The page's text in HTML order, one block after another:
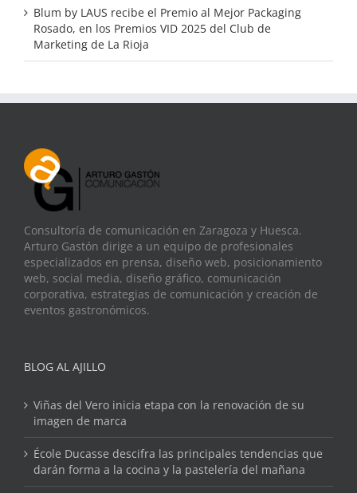
Blum by LAUS recibe el Premio al Mejor Packaging
Rosado, en los Premios VID 2025 del Club de
Marketing de La Rioja
Consultoría de comunicación en Zaragoza y Huesca.
Arturo Gastón dirige a un equipo de profesionales
especializados en prensa, diseño web, posicionamiento
web, social media, diseño gráfico, comunicación
corporativa, estrategias de comunicación y creación de
eventos gastronómicos.
BLOG AL AJILLO
Viñas del Vero inicia etapa con la renovación de su
imagen de marca
École Ducasse descifra las principales tendencias que
darán forma a la cocina y la pastelería del mañana